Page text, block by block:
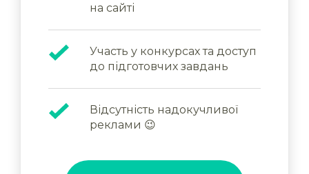
на сайті
Участь у конкурсах та доступ
до підготовчих завдань
Відсутність надокучливої
реклами 😉